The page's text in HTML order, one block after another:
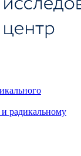
радикальному